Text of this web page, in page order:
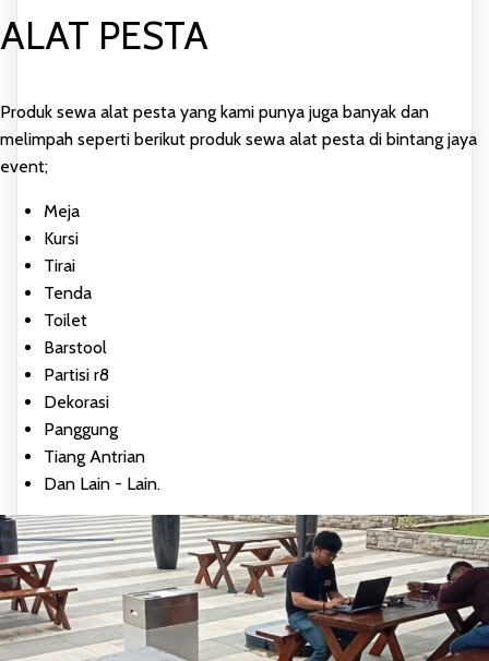
ALAT PESTA
Produk sewa alat pesta yang kami punya juga banyak dan
melimpah seperti berikut produk sewa alat pesta di bintang jaya
event;
Meja
Kursi
Tirai
Tenda
Toilet
Barstool
Partisi r8
Dekorasi
Panggung
Tiang Antrian
Dan Lain - Lain.